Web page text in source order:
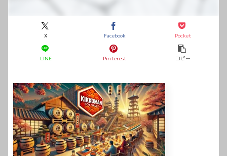
X Facebook Pocket
LINE Pinterest コピー